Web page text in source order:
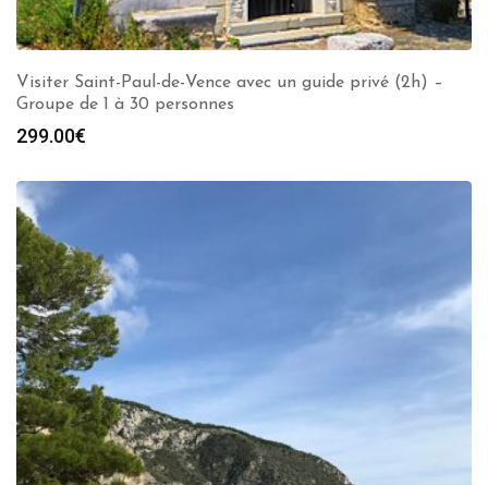
Visiter Saint-Paul-de-Vence avec un guide privé (2h) –
Groupe de 1 à 30 personnes
299.00€